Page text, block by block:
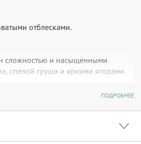
отблесками.
сложностью и насыщенными
спелой груши и яркими ягодами
и спелую грушу
ПОДРОБНЕЕ